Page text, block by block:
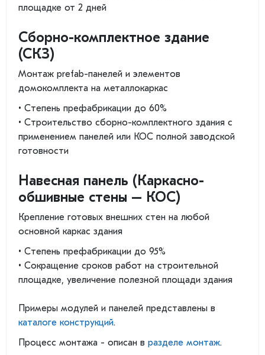
площадке от 2 дней
Сборно-комплектное здание
(СКЗ)
Монтаж prefab-панелей и элементов
домокомплекта на металлокаркас
• Степень префабрикации до 60%
• Строительство сборно-комплектного здания с
применением панелей или КОС полной заводской
готовности
Навесная панель (Каркасно-
обшивные стены – КОС)
Крепление готовых внешних стен на любой
основной каркас здания
• Степень префабрикации до 95%
• Сокращение сроков работ на строительной
площадке, увеличение полезной площади здания
Примеры модулей и панелей представлены в
каталоге конструкций.
Процесс монтажа - описан в разделе монтаж.